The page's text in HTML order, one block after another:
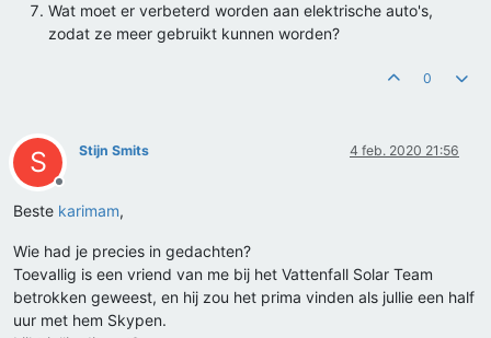
Wat moet er verbeterd worden aan elektrische auto's,
zodat ze meer gebruikt kunnen worden?
0
S
Offline
Stijn Smits 4 feb. 2020 21:56
Beste karimam,
Wie had je precies in gedachten?
Toevallig is een vriend van me bij het Vattenfall Solar Team
betrokken geweest, en hij zou het prima vinden als jullie een half
uur met hem Skypen.